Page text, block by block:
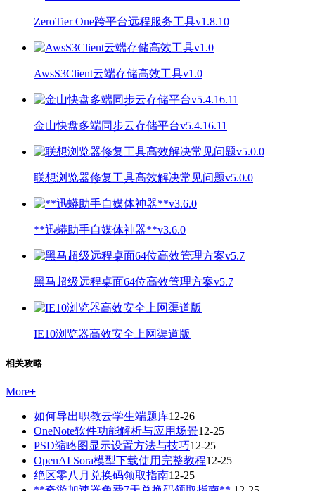
ZeroTier One跨平台远程服务工具v1.8.10
AwsS3Client云端存储高效工具v1.0
金山快盘多端同步云存储平台v5.4.16.11
联想浏览器修复工具高效解决常见问题v5.0.0
**迅蟒助手自媒体神器**v3.6.0
黑马超级远程桌面64位高效管理方案v5.7
IE10浏览器高效安全上网渠道版
相关攻略
More+
如何导出职教云学生端题库12-26
OneNote软件功能解析与应用场景12-25
PSD缩略图显示设置方法与技巧12-25
OpenAI Sora模型下载使用完整教程12-25
绝区零八月兑换码领取指南12-25